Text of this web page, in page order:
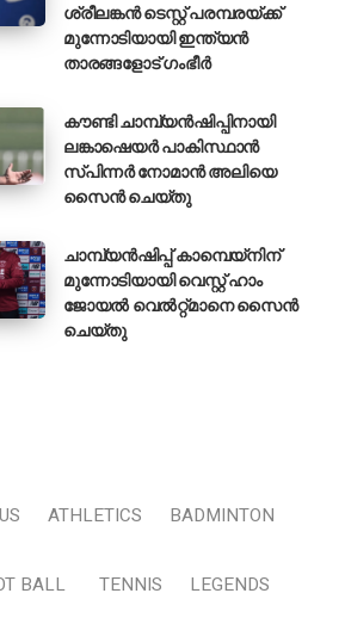
ശ്രീലങ്കൻ ടെസ്റ്റ് പരമ്പരയ്ക്ക്
മുന്നോടിയായി ഇന്ത്യൻ
താരങ്ങളോട് ഗംഭീർ
കൗണ്ടി ചാമ്പ്യൻഷിപ്പിനായി
ലങ്കാഷെയർ പാകിസ്ഥാൻ
സ്പിന്നർ നോമാൻ അലിയെ
സൈൻ ചെയ്തു
ചാമ്പ്യൻഷിപ്പ് കാമ്പെയ്‌നിന്
മുന്നോടിയായി വെസ്റ്റ് ഹാം
ജോയൽ വെൽറ്റ്മാനെ സൈൻ
ചെയ്തു
ATHLETICS BADMINTON
BALL TENNIS LEGENDS